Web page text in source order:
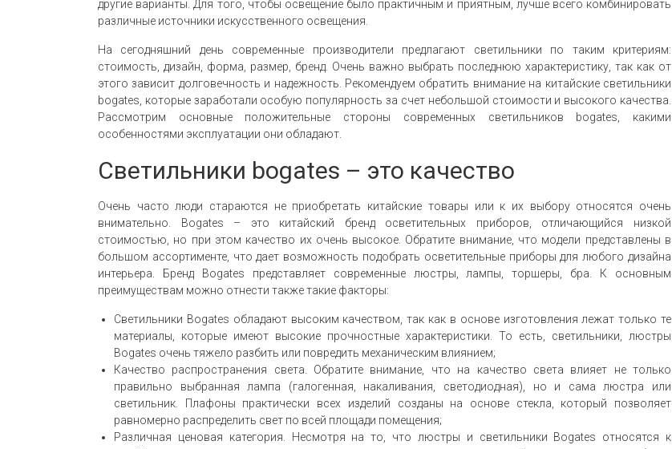
другие варианты. Для того, чтобы освещение было практичным и приятным, лучше всего комбинировать
различные источники искусственного освещения.
На сегодняшний день современные производители предлагают светильники по таким критериям:
стоимость, дизайн, форма, размер, бренд. Очень важно выбрать последнюю характеристику, так как от
этого зависит долговечность и надежность. Рекомендуем обратить внимание на китайские светильники
bogates, которые заработали особую популярность за счет небольшой стоимости и высокого качества.
Рассмотрим основные положительные стороны современных светильников bogates, какими
особенностями эксплуатации они обладают.
Светильники bogates – это качество
Очень часто люди стараются не приобретать китайские товары или к их выбору относятся очень
внимательно. Bogates – это китайский бренд осветительных приборов, отличающийся низкой
стоимостью, но при этом качество их очень высокое. Обратите внимание, что модели представлены в
большом ассортименте, что дает возможность подобрать осветительные приборы для любого дизайна
интерьера. Бренд Bogates представляет современные люстры, лампы, торшеры, бра. К основным
преимуществам можно отнести также такие факторы:
Светильники Bogates обладают высоким качеством, так как в основе изготовления лежат только те
материалы, которые имеют высокие прочностные характеристики. То есть, светильники, люстры
Bogates очень тяжело разбить или повредить механическим влиянием;
Качество распространения света. Обратите внимание, что на качество света влияет не только
правильно выбранная лампа (галогенная, накаливания, светодиодная), но и сама люстра или
светильник. Плафоны практически всех изделий созданы на основе стекла, который позволяет
равномерно распределить свет по всей площади помещения;
Различная ценовая категория. Несмотря на то, что люстры и светильники Bogates относятся к